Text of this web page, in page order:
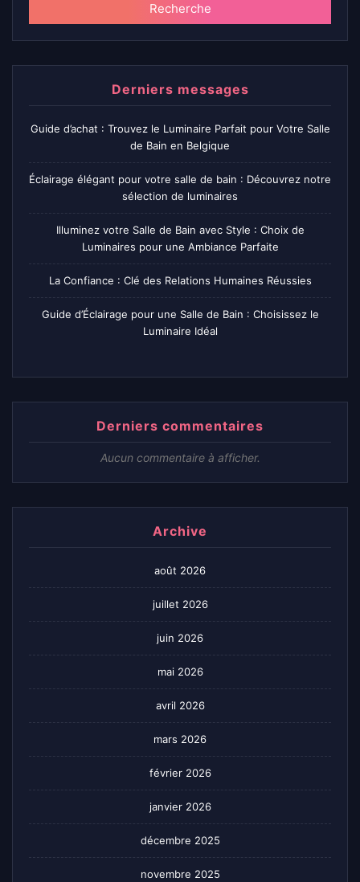
Recherche
Derniers messages
Guide d’achat : Trouvez le Luminaire Parfait pour Votre Salle
de Bain en Belgique
Éclairage élégant pour votre salle de bain : Découvrez notre
sélection de luminaires
Illuminez votre Salle de Bain avec Style : Choix de
Luminaires pour une Ambiance Parfaite
La Confiance : Clé des Relations Humaines Réussies
Guide d’Éclairage pour une Salle de Bain : Choisissez le
Luminaire Idéal
Derniers commentaires
Aucun commentaire à afficher.
Archive
août 2026
juillet 2026
juin 2026
mai 2026
avril 2026
mars 2026
février 2026
janvier 2026
décembre 2025
novembre 2025